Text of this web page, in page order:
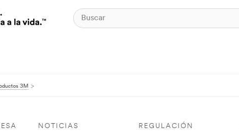
3M
NOTICIAS REGULACIÓN